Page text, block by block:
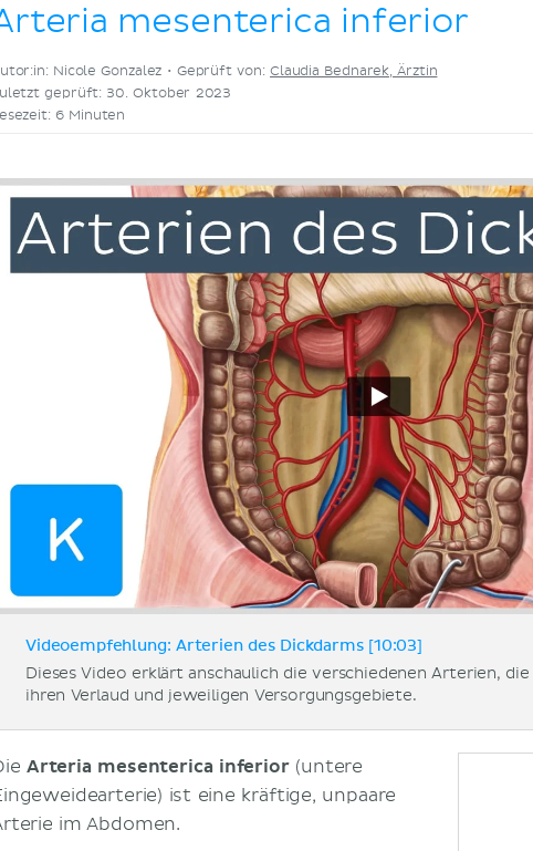
mesenterica inferior
Nicole Gonzalez • Geprüft von:Claudia Bednarek, Ärztin
geprüft: 30. Oktober 2023
6 Minuten
Videoempfehlung: Arterien des Dickdarms [10:03]
Dieses Video erklärt anschaulich die verschiedenen Arterien,
ihren Verlaud und jeweiligen Versorgungsgebiete.
Arteria mesenterica inferior(untere
ist eine kräftige, unpaare
im Abdomen.